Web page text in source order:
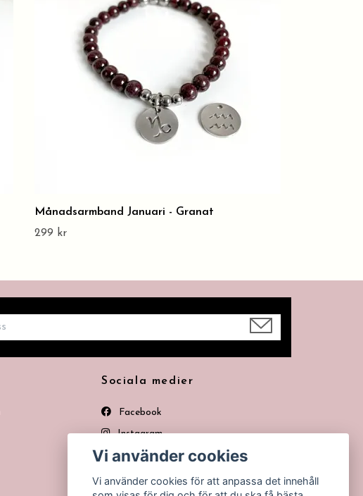
Månadsarmband Januari - Granat
299 kr
Sociala medier
Facebook
Instagram
Pinterest
Vi använder cookies
Vi använder cookies för att anpassa det innehåll